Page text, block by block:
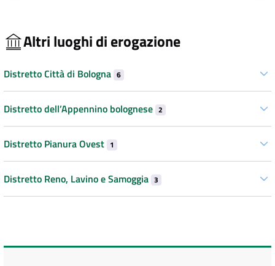
Altri luoghi di erogazione
Distretto Città di Bologna 6
Distretto dell’Appennino bolognese 2
Distretto Pianura Ovest 1
Distretto Reno, Lavino e Samoggia 3